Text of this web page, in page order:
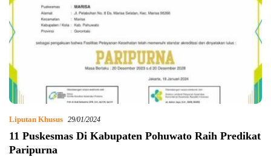
Liputan Khusus 29/01/2024
11 Puskesmas Di Kabupaten Pohuwato Raih Predikat
Paripurna